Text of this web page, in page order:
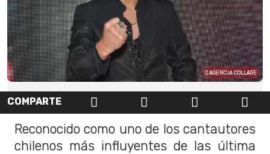
AGENCIA COLLAGE
COMPARTE
Reconocido como uno de los cantautores
chilenos más influyentes de las última